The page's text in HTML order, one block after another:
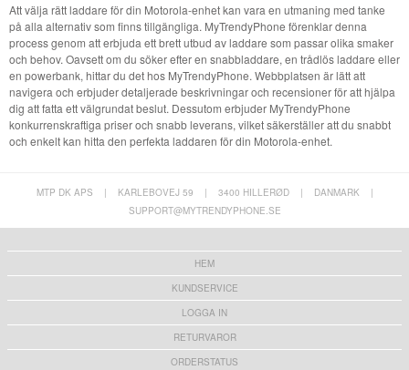
Att välja rätt laddare för din Motorola-enhet kan vara en utmaning med tanke
på alla alternativ som finns tillgängliga. MyTrendyPhone förenklar denna
process genom att erbjuda ett brett utbud av laddare som passar olika smaker
och behov. Oavsett om du söker efter en snabbladdare, en trådlös laddare eller
en powerbank, hittar du det hos MyTrendyPhone. Webbplatsen är lätt att
navigera och erbjuder detaljerade beskrivningar och recensioner för att hjälpa
dig att fatta ett välgrundat beslut. Dessutom erbjuder MyTrendyPhone
konkurrenskraftiga priser och snabb leverans, vilket säkerställer att du snabbt
och enkelt kan hitta den perfekta laddaren för din Motorola-enhet.
MTP DK APS | KARLEBOVEJ 59 | 3400 HILLERØD | DANMARK
|
SUPPORT@MYTRENDYPHONE.SE
HEM
KUNDSERVICE
LOGGA IN
RETURVAROR
ORDERSTATUS